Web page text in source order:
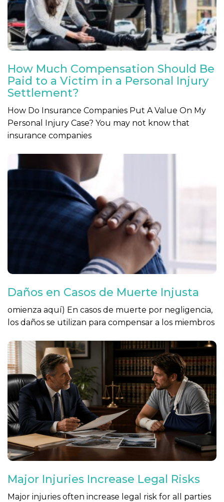
How Much Compensation Should Be
Paid to a Victim in a Personal Injury
Settlement?
How Do Insurance Companies Put A Value On My
Personal Injury Case? You may not know that
insurance companies
Daños en Casos de Muerte Injusta
omienza aquí) En casos de muerte por negligencia,
los daños se utilizan para compensar a los miembros
Major Injuries Increase Legal Risks
Major injuries often increase legal risk for all parties